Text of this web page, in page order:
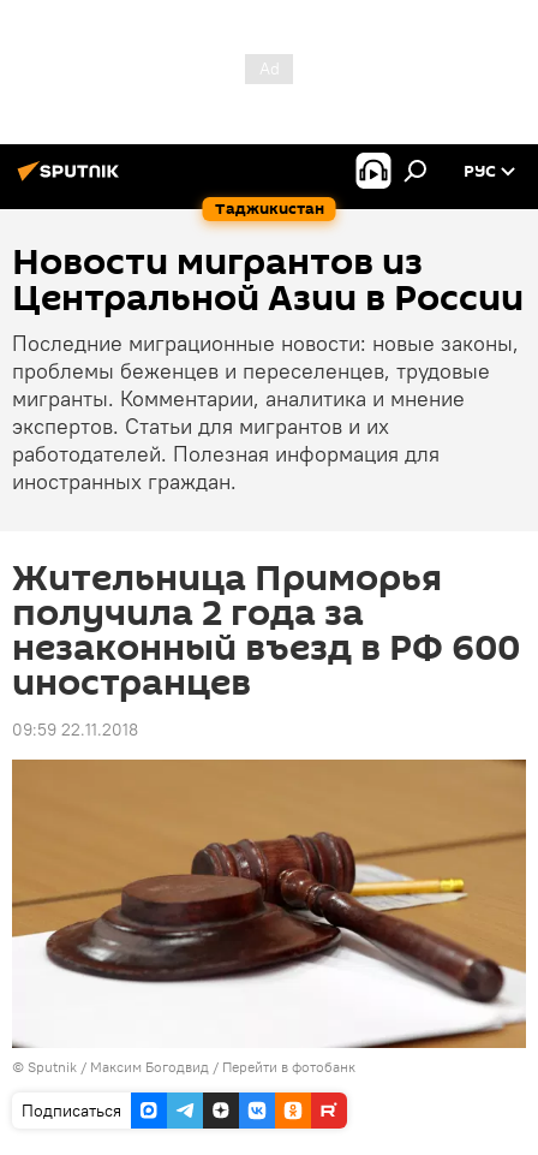
Таджикистан
РУС
Новости мигрантов из
Центральной Азии в России
Последние миграционные новости: новые законы,
проблемы беженцев и переселенцев, трудовые
мигранты. Комментарии, аналитика и мнение
экспертов. Статьи для мигрантов и их
работодателей. Полезная информация для
иностранных граждан.
Жительница Приморья
получила 2 года за
незаконный въезд в РФ 600
иностранцев
09:59 22.11.2018
© Sputnik / Максим Богодвид / Перейти в фотобанк
Подписаться